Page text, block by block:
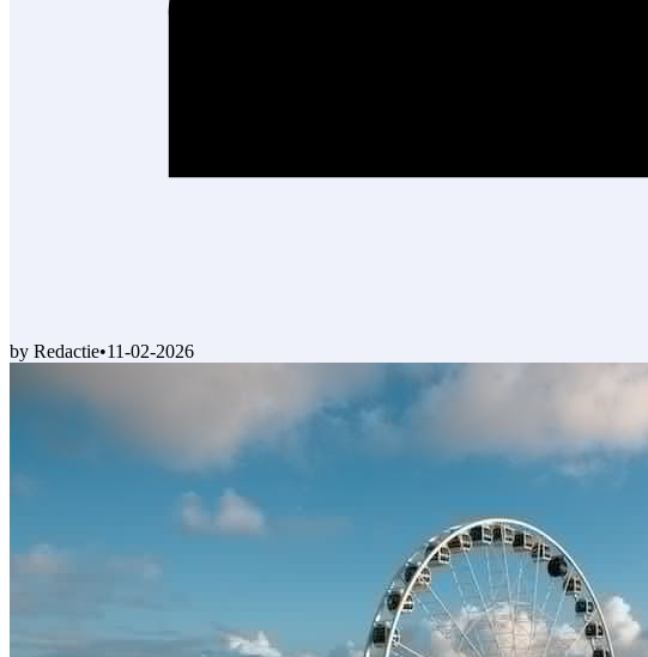
by Redactie•11-02-2026